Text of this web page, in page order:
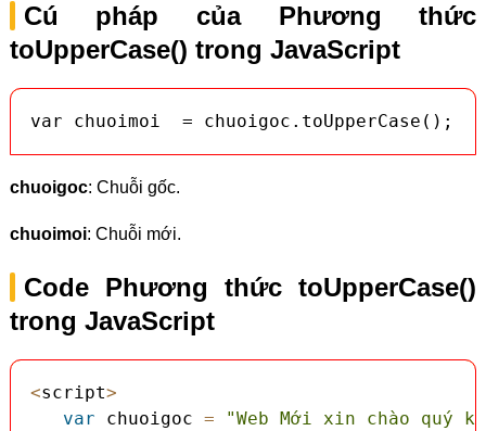
Cú pháp của Phương thức
toUpperCase() trong JavaScript
var chuoimoi  = chuoigoc.toUpperCase();
chuoigoc: Chuỗi gốc.
chuoimoi: Chuỗi mới.
Code Phương thức toUpperCase()
trong JavaScript
<script>
var chuoigoc =
"Web Mới xin chào quý